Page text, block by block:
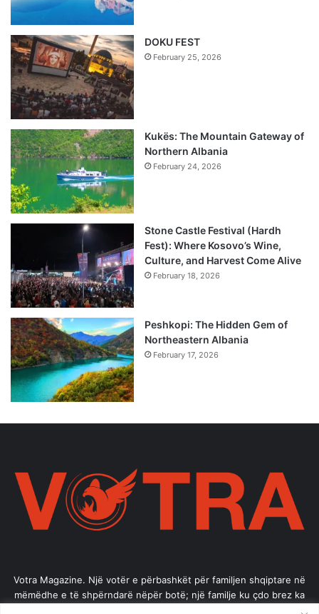
DOKU FEST
February 25, 2026
Kukës: The Mountain Gateway of
Northern Albania
February 24, 2026
Stone Castle Festival (Hardh
Fest): Where Kosovo’s Wine,
Culture, and Harvest Come Alive
February 18, 2026
Peshkopi: The Hidden Gem of
Northeastern Albania
February 17, 2026
Votra Magazine. Një votër e përbashkët për familjen shqiptare në
mëmëdhe e të shpërndarë nëpër botë; një familje ku çdo brez ka